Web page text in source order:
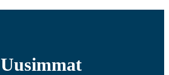
Uusimmat